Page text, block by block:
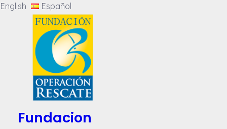
English Español
Fundacion